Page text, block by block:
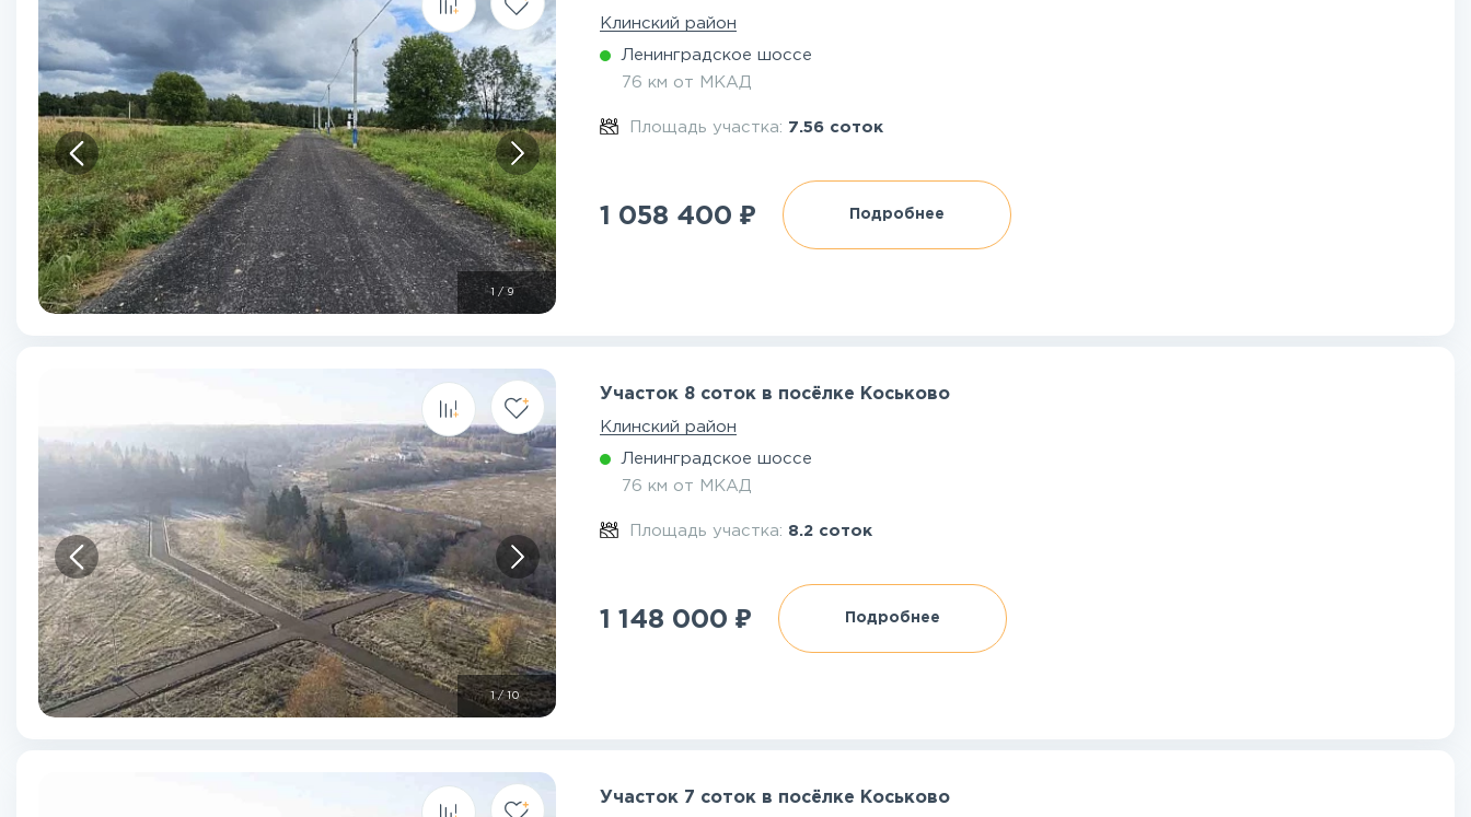
1 /9
Клинский район
Ленинградское шоссе
76 км от МКАД
Площадь участка: 7.56 соток
1 058 400 ₽ Подробнее
1/10
Участок 8 соток в посёлке Коськово
Клинский район
Ленинградское шоссе
76 км от МКАД
Площадь участка: 8.2 соток
1 148 000 ₽ Подробнее
Участок 7 соток в посёлке Коськово